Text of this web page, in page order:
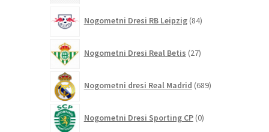
Nogometni Dresi RB Leipzig 84izdelkov
Nogometni Dresi Real Betis 27izdelkov
Nogometni dresi Real Madrid 689izdelkov
Nogometni Dresi Sporting CP 0izdelkov